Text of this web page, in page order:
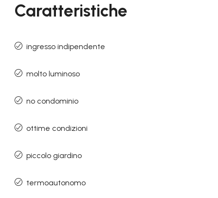
Caratteristiche
ingresso indipendente
molto luminoso
no condominio
ottime condizioni
piccolo giardino
termoautonomo